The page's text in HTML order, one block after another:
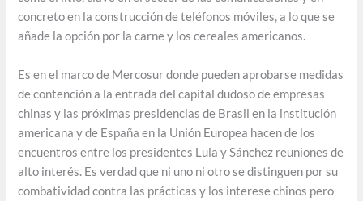
concreto en la construcción de teléfonos móviles, a lo que se
añade la opción por la carne y los cereales americanos.
Es en el marco de Mercosur donde pueden aprobarse medidas
de contención a la entrada del capital dudoso de empresas
chinas y las próximas presidencias de Brasil en la institución
americana y de España en la Unión Europea hacen de los
encuentros entre los presidentes Lula y Sánchez reuniones de
alto interés. Es verdad que ni uno ni otro se distinguen por su
combatividad contra las prácticas y los interese chinos pero